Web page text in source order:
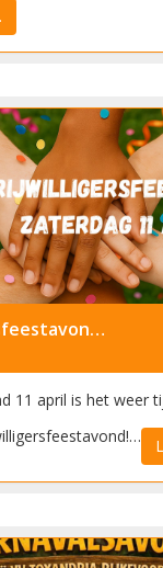
Vrijwilligersfeestavond 11 april: meld je nu aan
11 april is het weer